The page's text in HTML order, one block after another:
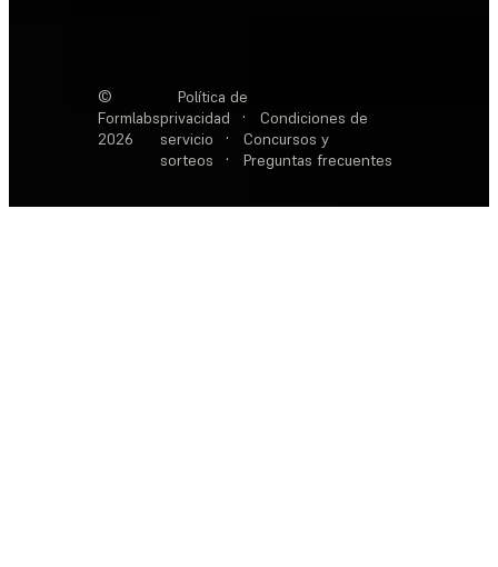
©
Formlabs
2026
Política de
privacidad
·
Condiciones de
servicio
·
Concursos y
sorteos
· Preguntas frecuentes